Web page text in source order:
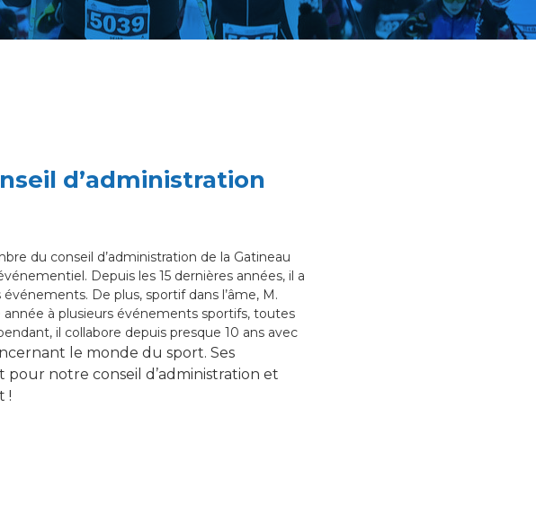
d’administration
du conseil d’administration de la Gatineau
Depuis les 15 dernières années, il a
De plus, sportif dans l’âme, M.
à plusieurs événements sportifs, toutes
il collabore depuis presque 10 ans avec
le monde du sport. Ses
notre conseil d’administration et
!